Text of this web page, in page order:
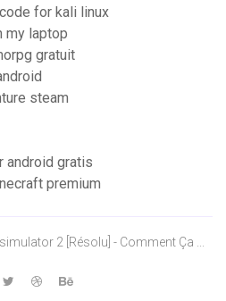
for kali linux
my laptop
gratuit
steam
android gratis
premium
2 [Résolu] - Comment Ça ...